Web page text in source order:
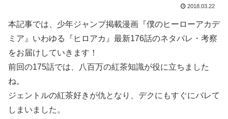
2018.03.22
本記事では、少年ジャンプ掲載漫画『僕のヒーローアカデ
ミア』いわゆる『ヒロアカ』最新176話のネタバレ・考察
をお届けしていきます！
前回の175話では、八百万の紅茶知識が役に立ちました
ね。
ジェントルの紅茶好きが仇となり、デクにもすぐにバレて
しまいました。